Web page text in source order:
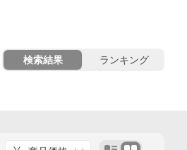
検索結果 ランキング